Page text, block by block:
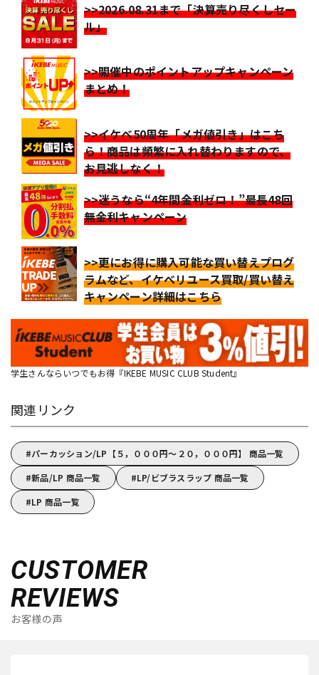
>>2026.08.31まで「決算売り尽くしセー
ル」
>>開催中のポイントアップキャンペーン
まとめ！
>>イケベ50周年「メガ値引き」はこち
ら！商品は頻繁に入れ替わりますので、
お見逃しなく！
>>迷うなら“4年間金利ゼロ！”最長48回
無金利キャンペーン
>>更にお得に購入可能な買い替えプログ
ラムなど、イケベリユース買取/買い替え
キャンペーン詳細はこちら
学生さんならいつでもお得『IKEBE MUSIC CLUB Student』
関連リンク
パーカッション/LP【５，０００円～２０，０００円】 商品一覧
新品/LP 商品一覧
LP/ビブラスラップ 商品一覧
LP 商品一覧
CUSTOMER
REVIEWS
お客様の声